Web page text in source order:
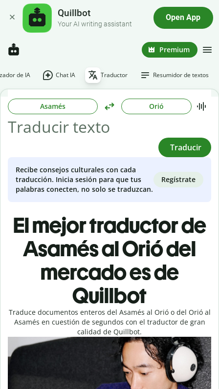
Quillbot
Your AI writing assistant
Open App
Premium
de IA Chat IA Traductor Resumidor de textos
Asamés Orió
Traducir
Recibe consejos culturales con cada
traducción. Inicia sesión para que tus
palabras conecten, no solo se traduzcan.
Regístrate
El mejor traductor de
Asamés al Orió del
mercado es de
Quillbot
Traduce documentos enteros del Asamés al Orió o del Orió al
Asamés en cuestión de segundos con el traductor de gran
calidad de Quillbot.